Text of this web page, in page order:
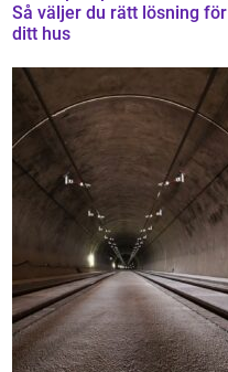
Så väljer du rätt lösning för
ditt hus